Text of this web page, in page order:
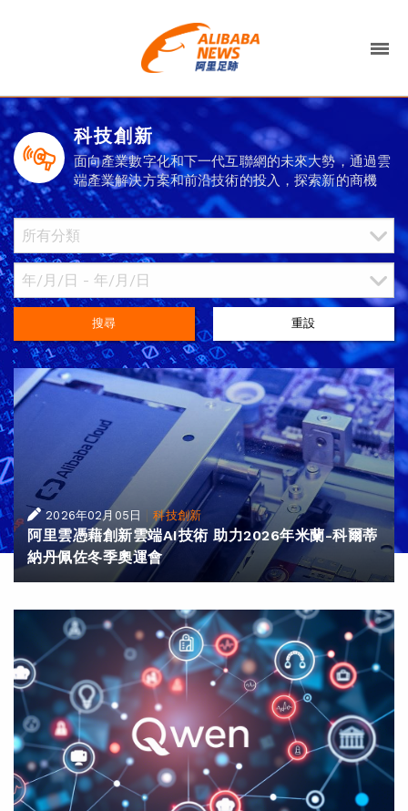
科技創新
面向產業數字化和下一代互聯網的未來大勢，通過雲
端產業解決方案和前沿技術的投入，探索新的商機
搜尋 重設
2026年02月05日 |科技創新
阿里雲憑藉創新雲端AI技術 助力2026年米蘭-科爾蒂
納丹佩佐冬季奧運會